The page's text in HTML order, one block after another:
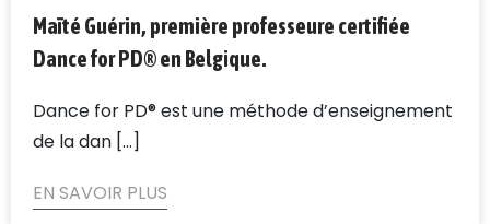
Maïté Guérin, première professeure certifiée
Dance for PD® en Belgique.
Dance for PD® est une méthode d’enseignement
de la dan [...]
EN SAVOIR PLUS